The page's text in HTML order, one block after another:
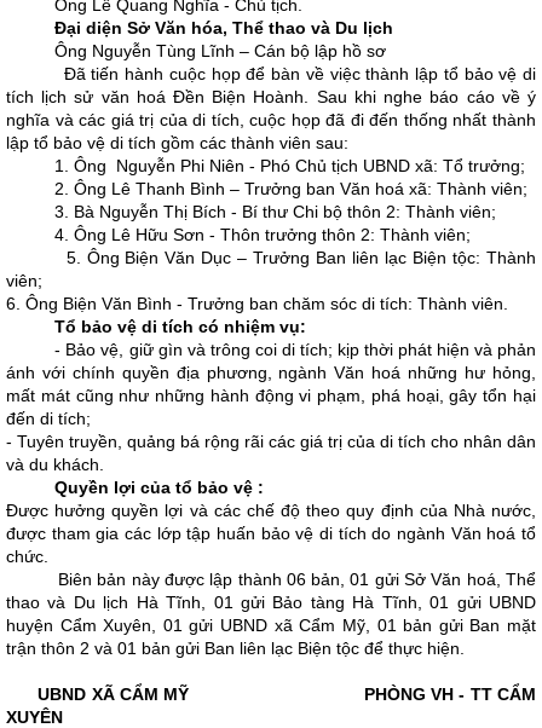
Ông Lê Quang Nghĩa - Chủ tịch.
Đại diện Sở Văn hóa, Thể thao và Du lịch
Ông Nguyễn Tùng Lĩnh – Cán bộ lập hồ sơ
Đã tiến hành cuộc họp để bàn về việc thành lập tổ bảo vệ di
tích lịch sử văn hoá Đền Biện Hoành. Sau khi nghe báo cáo về ý
nghĩa và các giá trị của di tích, cuộc họp đã đi đến thống nhất thành
lập tổ bảo vệ di tích gồm các thành viên sau:
1. Ông Nguyễn Phi Niên - Phó Chủ tịch UBND xã: Tổ trưởng;
2. Ông Lê Thanh Bình – Trưởng ban Văn hoá xã: Thành viên;
3. Bà Nguyễn Thị Bích - Bí thư Chi bộ thôn 2: Thành viên;
4. Ông Lê Hữu Sơn - Thôn trưởng thôn 2: Thành viên;
5. Ông Biện Văn Dục – Trưởng Ban liên lạc Biện tộc: Thành
viên;
6. Ông Biện Văn Bình - Trưởng ban chăm sóc di tích: Thành viên.
Tổ bảo vệ di tích có nhiệm vụ:
- Bảo vệ, giữ gìn và trông coi di tích; kịp thời phát hiện và phản
ánh với chính quyền địa phương, ngành Văn hoá những hư hỏng,
mất mát cũng như những hành động vi phạm, phá hoại, gây tổn hại
đến di tích;
- Tuyên truyền, quảng bá rộng rãi các giá trị của di tích cho nhân dân
và du khách.
Quyền lợi của tổ bảo vệ :
Được hưởng quyền lợi và các chế độ theo quy định của Nhà nước,
được tham gia các lớp tập huấn bảo vệ di tích do ngành Văn hoá tổ
chức.
Biên bản này được lập thành 06 bản, 01 gửi Sở Văn hoá, Thể
thao và Du lịch Hà Tĩnh, 01 gửi Bảo tàng Hà Tĩnh, 01 gửi UBND
huyện Cẩm Xuyên, 01 gửi UBND xã Cẩm Mỹ, 01 bản gửi Ban mặt
trận thôn 2 và 01 bản gửi Ban liên lạc Biện tộc để thực hiện.
UBND XÃ CẨM MỸ PHÒNG VH - TT CẨM
XUYÊN